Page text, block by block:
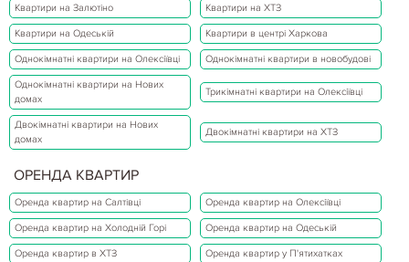
Квартири на Залютіно Квартири на ХТЗ
Квартири на Одеській Квартири в центрі Харкова
Однокімнатні квартири на Олексіївці Однокімнатні квартири в новобудові
Однокімнатні квартири на Нових
домах
Трикімнатні квартири на Олексіївці
Двокімнатні квартири на Нових
домах
Двокімнатні квартири на ХТЗ
ОРЕНДА КВАРТИР
Оренда квартир на Салтівці Оренда квартир на Олексіївці
Оренда квартир на Холодній Горі Оренда квартир на Одеській
Оренда квартир в ХТЗ Оренда квартир у П'ятихатках